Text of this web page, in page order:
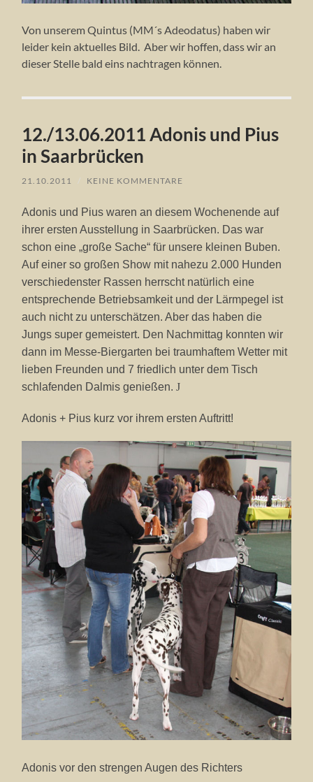
Von unserem Quintus (MM´s Adeodatus) haben wir
leider kein aktuelles Bild. Aber wir hoffen, dass wir an
dieser Stelle bald eins nachtragen können.
12./13.06.2011 Adonis und Pius
in Saarbrücken
21.10.2011 / KEINE KOMMENTARE
Adonis und Pius waren an diesem Wochenende auf
ihrer ersten Ausstellung in Saarbrücken. Das war
schon eine „große Sache“ für unsere kleinen Buben.
Auf einer so großen Show mit nahezu 2.000 Hunden
verschiedenster Rassen herrscht natürlich eine
entsprechende Betriebsamkeit und der Lärmpegel ist
auch nicht zu unterschätzen. Aber das haben die
Jungs super gemeistert. Den Nachmittag konnten wir
dann im Messe-Biergarten bei traumhaftem Wetter mit
lieben Freunden und 7 friedlich unter dem Tisch
schlafenden Dalmis genießen.J
Adonis + Pius kurz vor ihrem ersten Auftritt!
Adonis vor den strengen Augen des Richters